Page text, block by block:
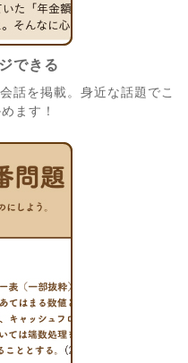
できる
話を掲載。身近な話題でこ
ます！